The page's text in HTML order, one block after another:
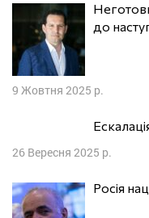
Неготовність Європи підштовхує Путіна
до
9 Жовтня 2025 р.
26 Вересня 2025 р.
Росія